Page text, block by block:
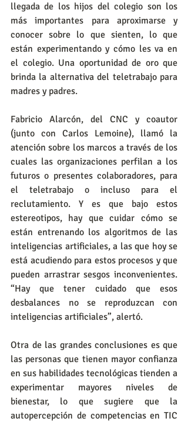
llegada de los hijos del colegio son los
más importantes para aproximarse y
conocer sobre lo que sienten, lo que
están experimentando y cómo les va en
el colegio. Una oportunidad de oro que
brinda la alternativa del teletrabajo para
madres y padres.
Fabricio Alarcón, del CNC y coautor
(junto con Carlos Lemoine), llamó la
atención sobre los marcos a través de los
cuales las organizaciones perfilan a los
futuros o presentes colaboradores, para
el teletrabajo o incluso para el
reclutamiento. Y es que bajo estos
estereotipos, hay que cuidar cómo se
están entrenando los algoritmos de las
inteligencias artificiales, a las que hoy se
está acudiendo para estos procesos y que
pueden arrastrar sesgos inconvenientes.
“Hay que tener cuidado que esos
desbalances no se reproduzcan con
inteligencias artificiales”, alertó.
Otra de las grandes conclusiones es que
las personas que tienen mayor confianza
en sus habilidades tecnológicas tienden a
experimentar mayores niveles de
bienestar, lo que sugiere que la
autopercepción de competencias en TIC